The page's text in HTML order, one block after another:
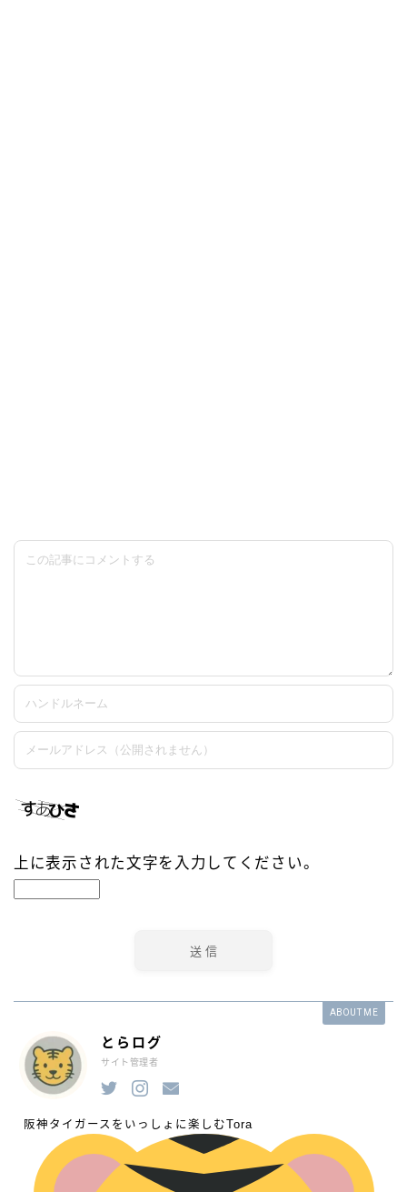
上に表示された文字を入力してください。
ABOUT ME
とらログ
サイト管理者
阪神タイガースをいっしょに楽しむTora